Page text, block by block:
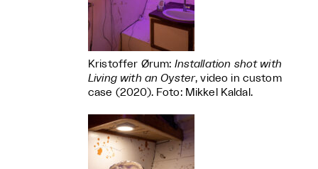
Kristoffer Ørum: Installation shot with
Living with an Oyster, video in custom
case (2020). Foto: Mikkel Kaldal.